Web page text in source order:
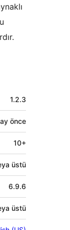
1.2.3
önce
10+
üstü
6.9.6
üstü